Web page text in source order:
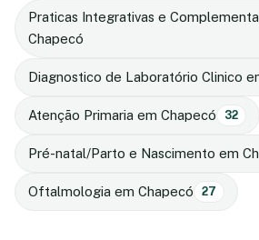
Praticas Integrativas e
Chapecó
Diagnostico de Laboratório Clinico
Atenção Primaria em Chapecó 32
Pré-natal/Parto e Nascimento em
Oftalmologia em Chapecó 27